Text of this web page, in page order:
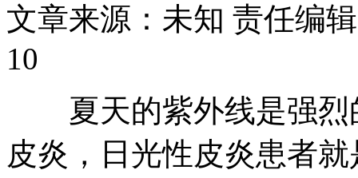
文章来源：未知 责任编
10
夏天的紫外线是强烈
皮炎，日光性皮炎患者